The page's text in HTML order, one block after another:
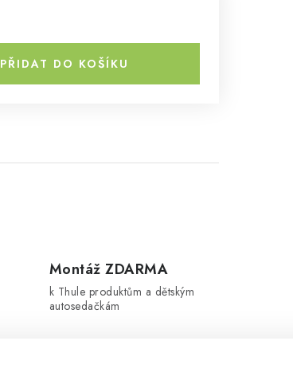
PŘIDAT DO KOŠÍKU
Montáž ZDARMA
k Thule produktům a dětským
autosedačkám